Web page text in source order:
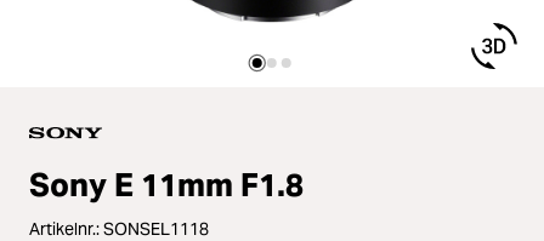
Zubehör
Loading...
Licht & Studio
Sony E 11mm F1.8
Artikelnr.:SONSEL1118